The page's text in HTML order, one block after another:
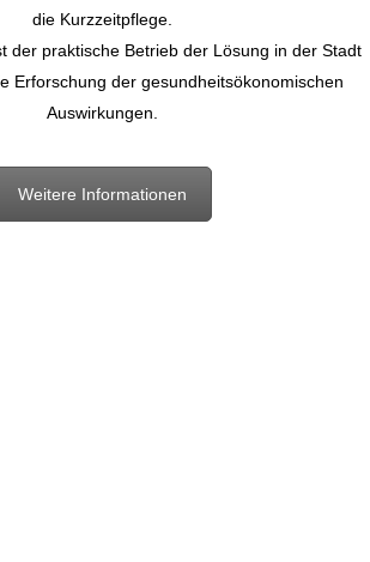
die Kurzzeitpflege.
der praktische Betrieb der Lösung in der Stadt
Erforschung der gesundheitsökonomischen
Auswirkungen.
Weitere Informationen